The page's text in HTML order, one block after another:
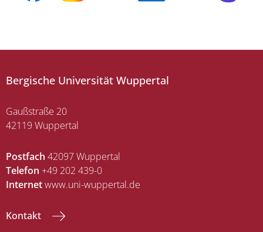
Bergische Universität Wuppertal
Gaußstraße 20
42119 Wuppertal
Postfach 42097 Wuppertal
Telefon +49 202 439-0
Internetwww.uni-wuppertal.de
Kontakt